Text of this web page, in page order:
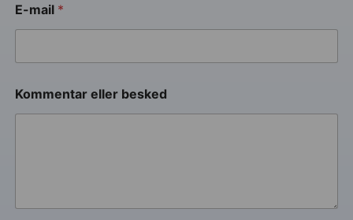
E-mail *
Kommentar eller besked